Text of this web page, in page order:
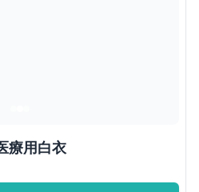
療用白衣